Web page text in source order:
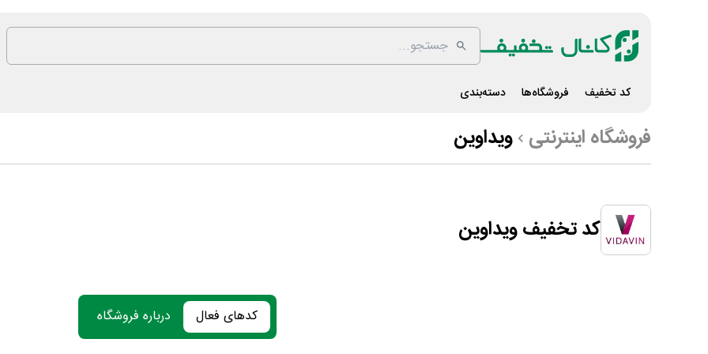
کد تخفیف فروشگاه‌ها دسته‌بندی
فروشگاه اینترنتی ویداوین
کد تخفیف ویداوین
کدهای فعال درباره فروشگاه